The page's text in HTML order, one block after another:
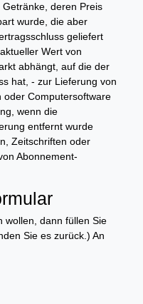
deren Preis
wurde, die aber
geliefert
Wert von
abhängt, auf die der
hat, - zur Lieferung von
oder Computersoftware
wenn die
entfernt wurde
Zeitschriften oder
Abonnement-
wollen, dann füllen Sie
Sie es zurück.) An